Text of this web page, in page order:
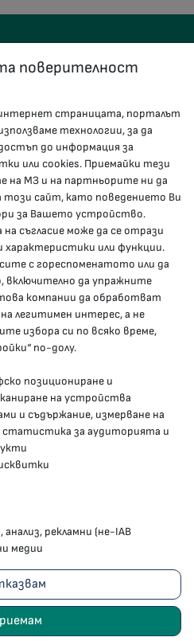
Неделя“ №5
на здравеопазването
поверителност
страницата, порталът
технологии, за да
до информация за
или cookies. Приемайки тези
на МЗ и на партньорите ни да
този сайт, като поведението Ви
за Вашето устройство.
съгласие може да се отрази
характеристики или функции.
с гореспоменатото или да
включително да упражните
компании да обработват
легитимен интерес, а не
избора си по всяко време,
по-долу.
позициониране и
на устройства
и съдържание, измерване на
статистика за аудиторията и
рекламни (не-IAB
медии